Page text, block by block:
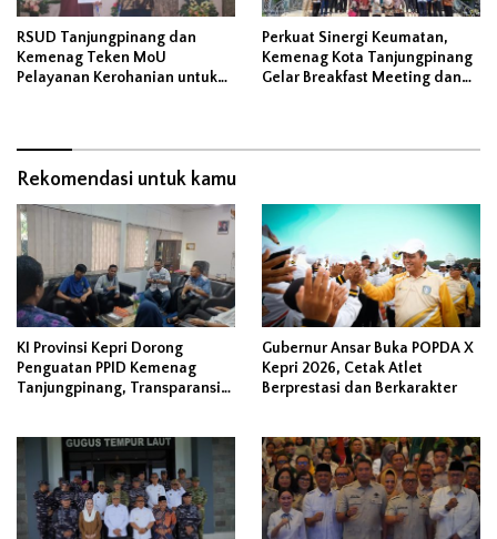
RSUD Tanjungpinang dan
Kemenag Teken MoU
Pelayanan Kerohanian untuk
Perkuat Sinergi Keumatan,
Kemenag Kota Tanjungpinang
Gelar Breakfast Meeting dan
Rekomendasi untuk kamu
KI Provinsi Kepri Dorong
Penguatan PPID Kemenag
Tanjungpinang, Transparansi
Gubernur Ansar Buka POPDA X
Kepri 2026, Cetak Atlet
Berprestasi dan Berkarakter